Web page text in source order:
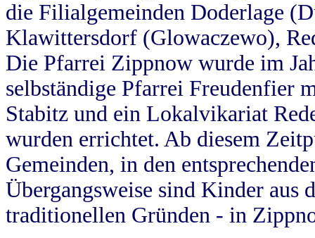
die Filialgemeinden Doderlage
Klawittersdorf (Glowaczewo),
Die Pfarrei Zippnow wurde im
selbständige Pfarrei Freudenfier
Stabitz und ein Lokalvikariat
wurden errichtet. Ab diesem
Gemeinden, in den
Übergangsweise sind Kinder aus
traditionellen Gründen - in